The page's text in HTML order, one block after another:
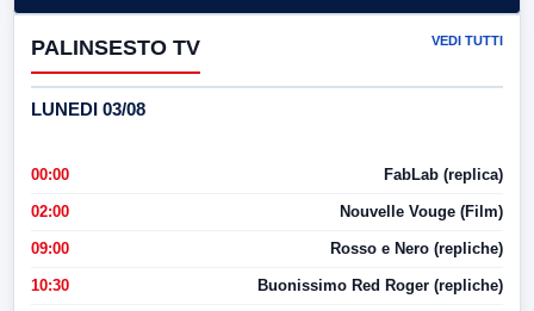
PALINSESTO TV VEDI TUTTI
LUNEDI 03/08
00:00 FabLab (replica)
02:00 Nouvelle Vouge (Film)
09:00 Rosso e Nero (repliche)
10:30 Buonissimo Red Roger (repliche)